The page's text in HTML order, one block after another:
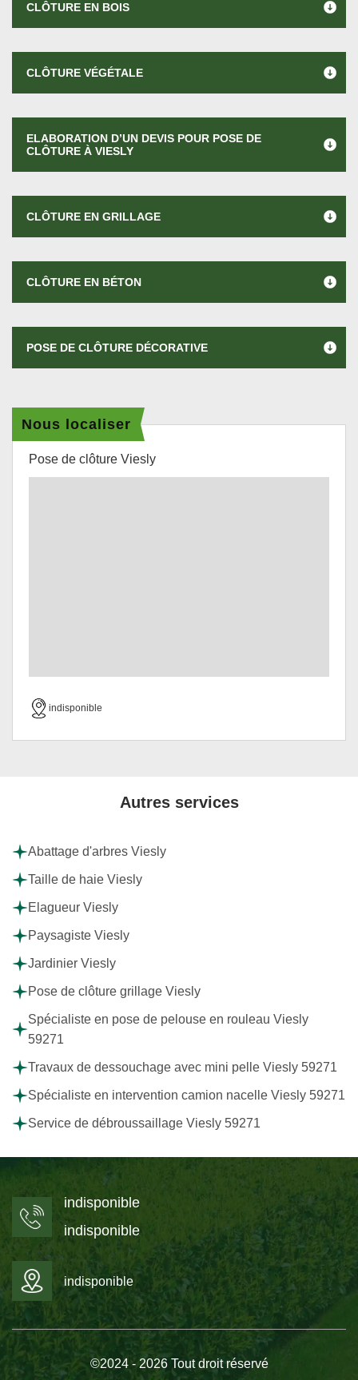
CLÔTURE EN BOIS
CLÔTURE VÉGÉTALE
ELABORATION D’UN DEVIS POUR POSE DE
CLÔTURE À VIESLY
CLÔTURE EN GRILLAGE
CLÔTURE EN BÉTON
POSE DE CLÔTURE DÉCORATIVE
Nous localiser
Pose de clôture Viesly
indisponible
Autres services
Abattage d'arbres Viesly
Taille de haie Viesly
Elagueur Viesly
Paysagiste Viesly
Jardinier Viesly
Pose de clôture grillage Viesly
Spécialiste en pose de pelouse en rouleau Viesly
59271
Travaux de dessouchage avec mini pelle Viesly 59271
Spécialiste en intervention camion nacelle Viesly 59271
Service de débroussaillage Viesly 59271
indisponible
indisponible
indisponible
©2024 - 2026 Tout droit réservé